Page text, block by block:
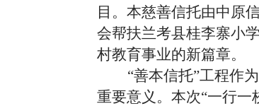
目。本慈善信托由中原
会帮扶兰考县桂李寨小学
村教育事业的新篇章。
“善本信托”工程作
重要意义。本次“一行